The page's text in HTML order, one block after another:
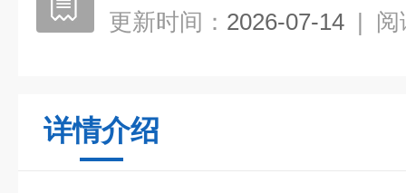
更新时间： 2026-07-14 | 阅
详情介绍